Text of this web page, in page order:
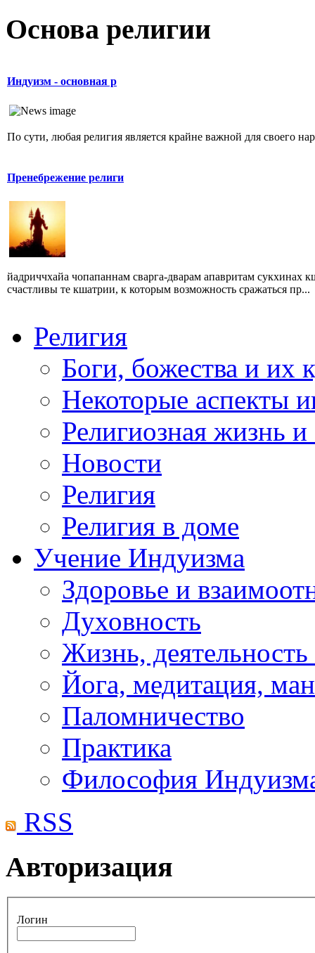
Основа религии
Индуизм - основная р
По сути, любая религия является крайне важной для своего
Пренебрежение религи
йадриччхайа чопапаннам сварга-дварам апавритам
счастливы те кшатрии, к которым возможность сражаться пр...
Религия
Боги, божества и их
Некоторые аспекты
Религиозная жизнь
Новости
Религия
Религия в доме
Учение Индуизма
Здоровье и
Духовность
Жизнь, деятельность
Йога, медитация,
Паломничество
Практика
Философия
RSS
Авторизация
Логин